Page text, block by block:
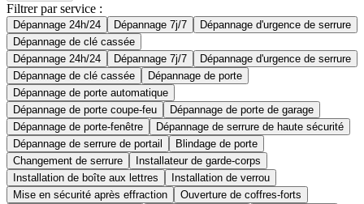
Filtrer par service :
Dépannage 24h/24 Dépannage 7j/7
Dépannage d'urgence de serrure
Dépannage de clé cassée
Dépannage 24h/24
Dépannage 7j/7
Dépannage d'urgence de serrure
Dépannage de clé cassée
Dépannage de porte
Dépannage de porte automatique
Dépannage de porte coupe-feu
Dépannage de porte de garage
Dépannage de porte-fenêtre
Dépannage de serrure de haute sécurité
Dépannage de serrure de portail
Blindage de porte
Changement de serrure
Installateur de garde-corps
Installation de boîte aux lettres
Installation de verrou
Mise en sécurité après effraction
Ouverture de coffres-forts